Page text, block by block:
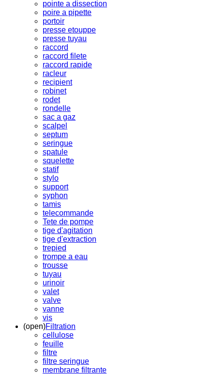
pointe a dissection
poire a pipette
portoir
presse etouppe
presse tuyau
raccord
raccord filete
raccord rapide
racleur
recipient
robinet
rodet
rondelle
sac a gaz
scalpel
septum
seringue
spatule
squelette
statif
stylo
support
syphon
tamis
telecommande
Tete de pompe
tige d'agitation
tige d'extraction
trepied
trompe a eau
trousse
tuyau
urinoir
valet
valve
vanne
vis
(open)Filtration
cellulose
feuille
filtre
filtre seringue
membrane filtrante